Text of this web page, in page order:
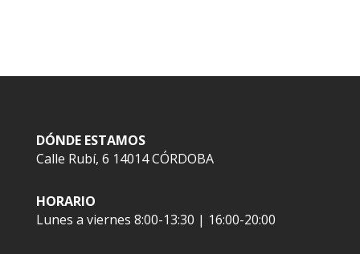
DÓNDE ESTAMOS
Calle Rubí, 6 14014 CÓRDOBA
HORARIO
Lunes a viernes 8:00-13:30 | 16:00-20:00